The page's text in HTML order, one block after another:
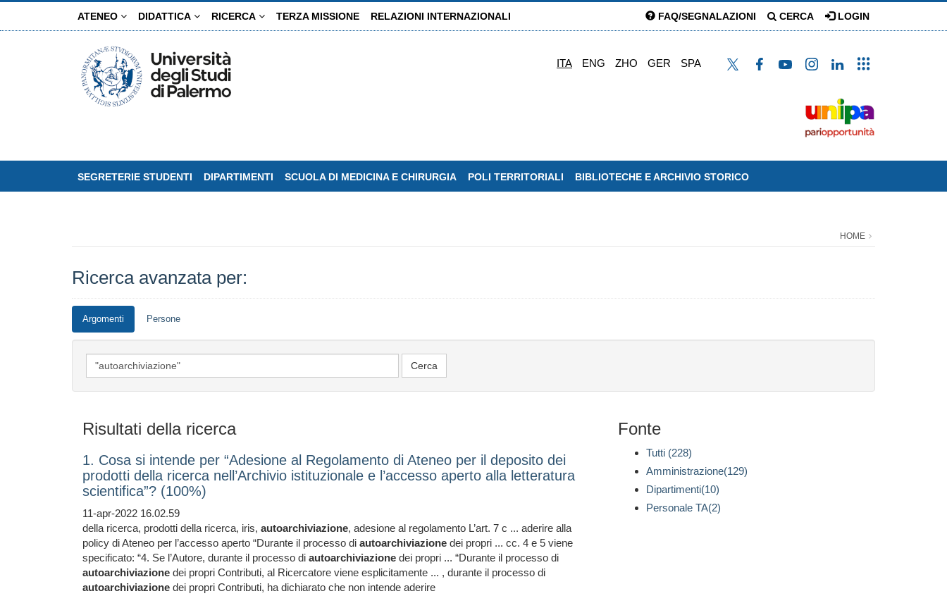
ATENEO DIDATTICA RICERCA TERZA MISSIONE RELAZIONI INTERNAZIONALI FAQ/SEGNALAZIONI CERCA LOGIN
ITA ENG ZHO GER SPA
SEGRETERIE STUDENTI DIPARTIMENTI SCUOLA DI MEDICINA E CHIRURGIA POLI TERRITORIALI BIBLIOTECHE E ARCHIVIO STORICO
HOME
Ricerca avanzata per:
Argomenti Persone
Risultati della ricerca
1. Cosa si intende per “Adesione al Regolamento di Ateneo per il deposito dei
prodotti della ricerca nell’Archivio istituzionale e l’accesso aperto alla letteratura
scientifica”? (100%)
11-apr-2022 16.02.59
della ricerca, prodotti della ricerca, iris, autoarchiviazione, adesione al regolamento L’art. 7 c ... aderire alla
policy di Ateneo per l’accesso aperto “Durante il processo di autoarchiviazione dei propri ... cc. 4 e 5 viene
specificato: “4. Se l’Autore, durante il processo di autoarchiviazione dei propri ... “Durante il processo di
autoarchiviazione dei propri Contributi, al Ricercatore viene esplicitamente ... , durante il processo di
autoarchiviazione dei propri Contributi, ha dichiarato che non intende aderire
Fonte
Tutti (228)
Amministrazione(129)
Dipartimenti(10)
Personale TA(2)